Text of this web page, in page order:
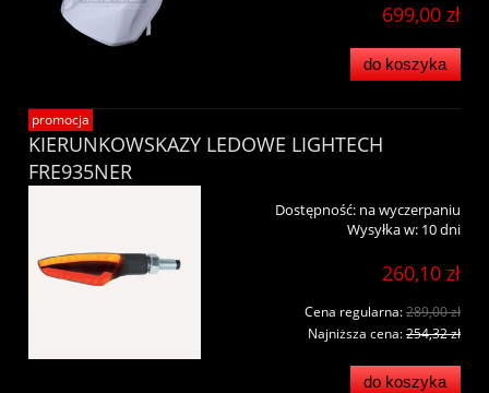
699,00 zł
do koszyka
KIERUNKOWSKAZY LEDOWE LIGHTECH
FRE935NER
Dostępność: na wyczerpaniu
Wysyłka w: 10 dni
260,10 zł
Cena regularna:289,00 zł
Najniższa cena:254,32 zł
do koszyka
promocja